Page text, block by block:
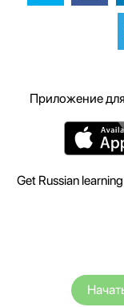
Приложение для
Get Russian